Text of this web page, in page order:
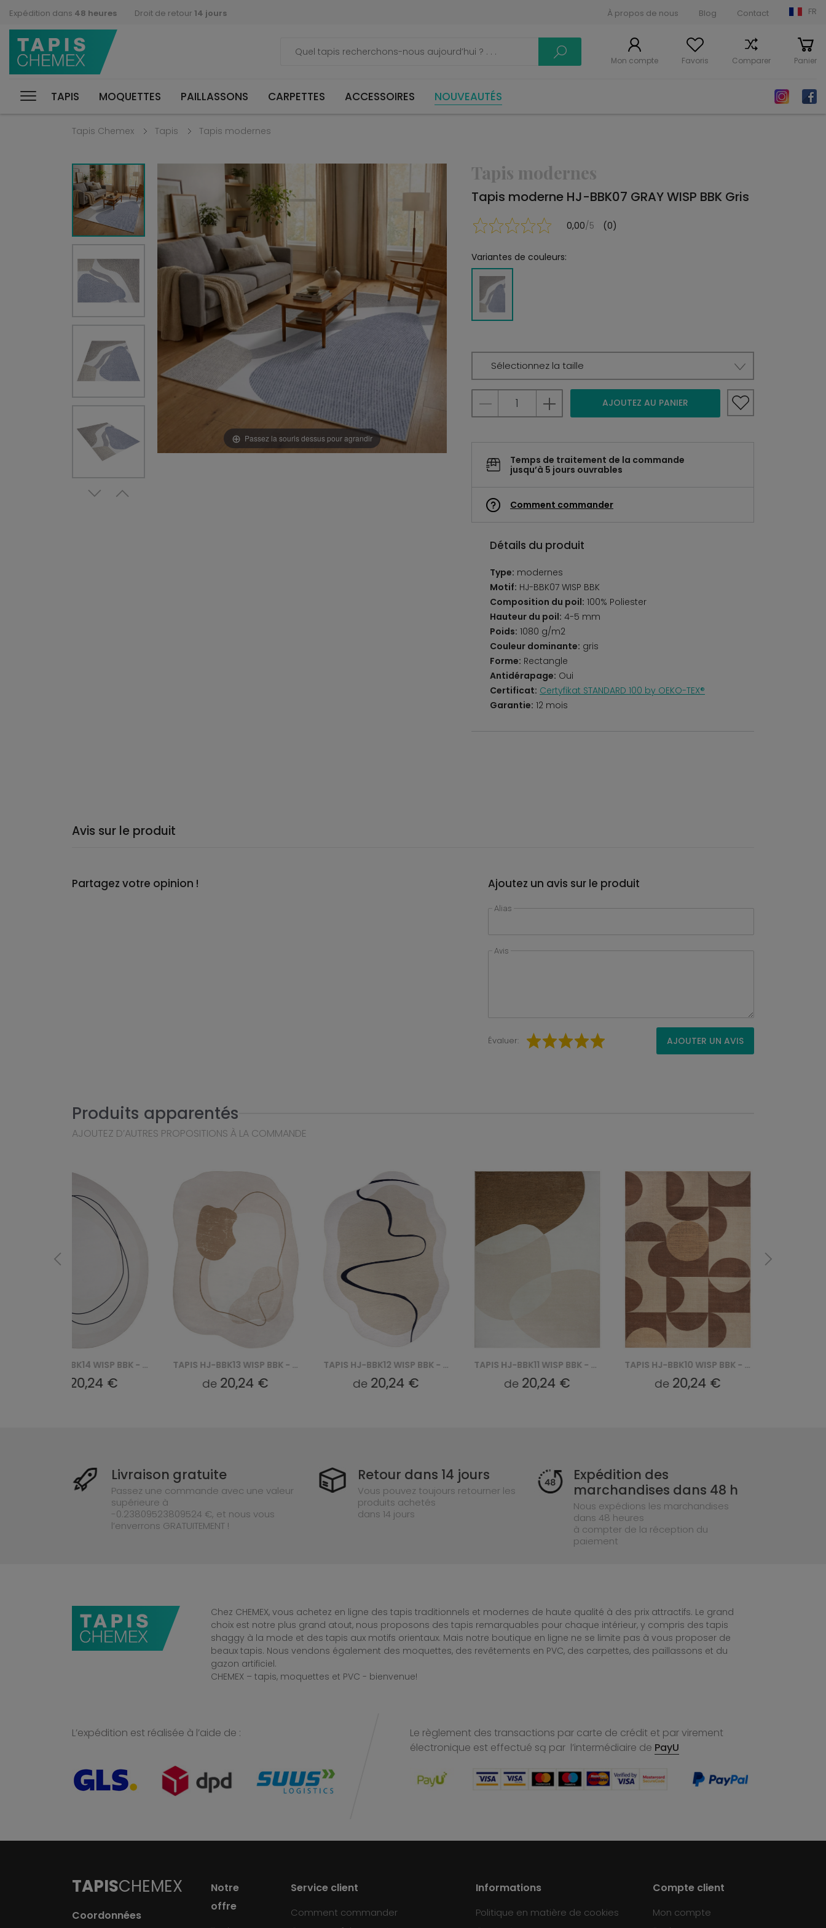
Expédition dans 48 heures Droit de retour 14 jours À propos de nous Blog Contact FR
Mon compte Favoris Comparer Panier
TAPIS MOQUETTES PAILLASSONS CARPETTES ACCESSOIRES NOUVEAUTÉS
Tapis Chemex Tapis Tapis modernes
Passez la souris dessus pour agrandir
Tapis modernes
Tapis moderne HJ-BBK07 GRAY WISP BBK Gris
0,00/5 (0)
Variantes de couleurs:
Sélectionnez la taille
AJOUTEZ AU PANIER
Temps de traitement de la commande
jusqu’à 5 jours ouvrables
Comment commander
Détails du produit
Type: modernes
Motif: HJ-BBK07 WISP BBK
Composition du poil: 100% Poliester
Hauteur du poil: 4-5 mm
Poids: 1080 g/m2
Couleur dominante: gris
Forme: Rectangle
Antidérapage: Oui
Certificat: Certyfikat STANDARD 100 by OEKO-TEX®
Garantie: 12 mois
Avis sur le produit
Partagez votre opinion ! Ajoutez un avis sur le produit
Alias
Avis
Évaluer: AJOUTER UN AVIS
Produits apparentés
AJOUTEZ D’AUTRES PROPOSITIONS À LA COMMANDE
TAPIS HJ-BBK13 WISP BBK - RÓŻOWY
de
TAPIS HJ-BBK12 WISP BBK - BEŻOWY
de
TAPIS HJ-BBK11 WISP BBK - BEŻOWY
de
TAPIS HJ-BBK10 WISP BBK - BRĄZOWY
de de
Livraison gratuite
Passez une commande avec une valeur
supérieure à
-0.23809523809524 €, et nous vous
l’enverrons GRATUITEMENT !
Retour dans 14 jours
Vous pouvez toujours retourner les
produits achetés
dans 14 jours
Expédition des
marchandises dans 48 h
Nous expédions les marchandises
dans 48 heures
à compter de la réception du
paiement
Chez CHEMEX, vous achetez en ligne des tapis traditionnels et modernes de haute qualité à des prix attractifs. Le grand
choix est notre plus grand atout, nous proposons des tapis remarquables pour chaque intérieur, y compris des tapis
shaggy à la mode et des tapis aux motifs orientaux. Mais notre boutique en ligne ne se limite pas à vous proposer de
beaux tapis. Nous vendons également des moquettes, des revêtements en PVC, des carpettes, des paillassons et du
gazon artificiel.
CHEMEX – tapis, moquettes et PVC - bienvenue!
L’expédition est réalisée à l’aide de :
Le règlement des transactions par carte de crédit et par virement
électronique est effectué są par l’intermédiaire de PayU
TAPISCHEMEX
Coordonnées
Notre
offre
Service client
Comment commander
Informations
Politique en matière de cookies
Compte client
Mon compte